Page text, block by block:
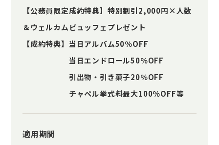
【公務員限定成約特典】特別割引2,000円×人数
＆ウェルカムビュッフェプレゼント
【成約特典】当日アルバム50％OFF
当日エンドロール50％OFF
引出物・引き菓子20％OFF
チャペル挙式料最大100％OFF等
適用期間